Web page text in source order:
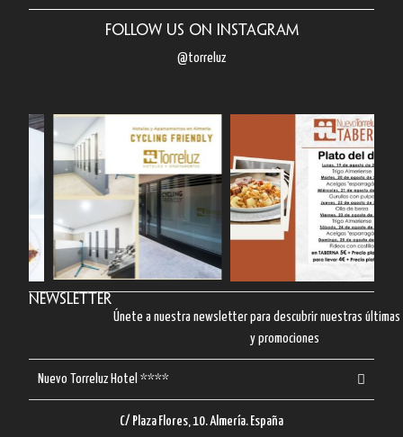
Follow us on Instagram
@torreluz
Newsletter
Únete a nuestra newsletter para descubrir nuestras últimas
y promociones
Nuevo Torreluz Hotel ****
C/ Plaza Flores, 10. Almería. España